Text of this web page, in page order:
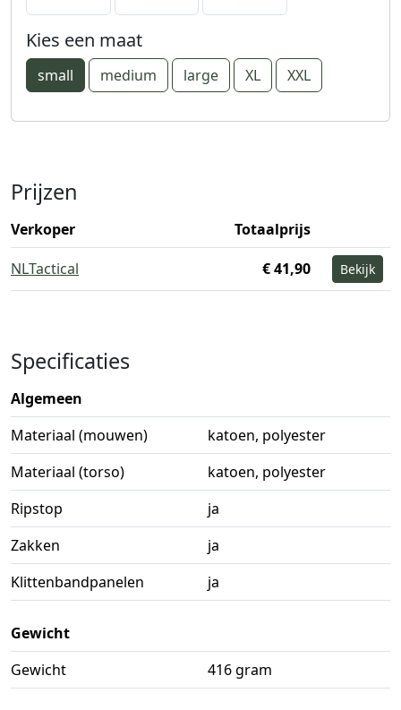
Kies een maat
small medium large XL XXL
Prijzen
Verkoper
Totaalprijs
NLTactical
€ 41,90 Bekijk
Specificaties
Algemeen
Materiaal (mouwen)
katoen, polyester
Materiaal (torso)
katoen, polyester
Ripstop
ja
Zakken
ja
Klittenbandpanelen
ja
Gewicht
Gewicht
416 gram